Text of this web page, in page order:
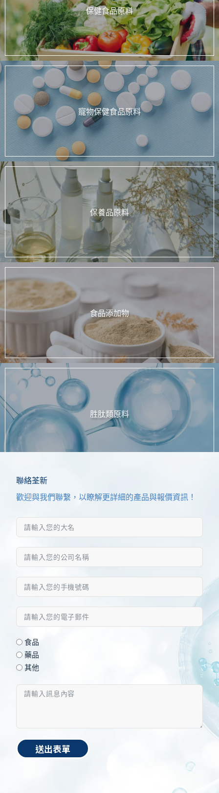
保健食品原料
寵物保健食品原料
保養品原料
食品添加物
胜肽類原料
聯絡荃新
歡迎與我們聯繫，以瞭解更詳細的產品與報價資訊！
食品
藥品
其他
送出表單